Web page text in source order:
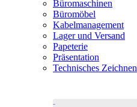
Büromaschinen
Büromöbel
Kabelmanagement
Lager und Versand
Papeterie
Präsentation
Technisches Zeichnen